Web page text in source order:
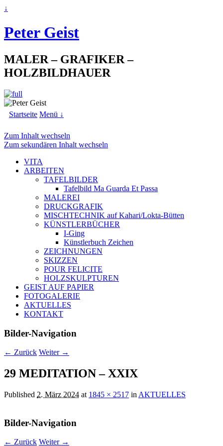
↓
Peter Geist
MALER – GRAFIKER –
HOLZBILDHAUER
Startseite Menü ↓
Zum Inhalt wechseln
Zum sekundären Inhalt wechseln
VITA
ARBEITEN
TAFELBILDER
Tafelbild Ma Guarda Et Passa
MALEREI
DRUCKGRAFIK
MISCHTECHNIK auf Kahari/Lokta-Bütten
KÜNSTLERBÜCHER
I-Ging
Künstlerbuch Zeichen
ZEICHNUNGEN
SKIZZEN
POUR FELICITE
HOLZSKULPTUREN
GEIST AUF PAPIER
FOTOGALERIE
AKTUELLES
KONTAKT
Bilder-Navigation
← Zurück Weiter →
29 MEDITATION – XXIX
Published 2. März 2024 at 1845 × 2517 in AKTUELLES
Bilder-Navigation
← Zurück Weiter →